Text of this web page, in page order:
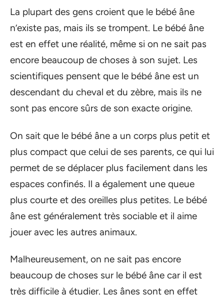
La plupart des gens croient que le bébé âne
n’existe pas, mais ils se trompent. Le bébé âne
est en effet une réalité, même si on ne sait pas
encore beaucoup de choses à son sujet. Les
scientifiques pensent que le bébé âne est un
descendant du cheval et du zèbre, mais ils ne
sont pas encore sûrs de son exacte origine.
On sait que le bébé âne a un corps plus petit et
plus compact que celui de ses parents, ce qui lui
permet de se déplacer plus facilement dans les
espaces confinés. Il a également une queue
plus courte et des oreilles plus petites. Le bébé
âne est généralement très sociable et il aime
jouer avec les autres animaux.
Malheureusement, on ne sait pas encore
beaucoup de choses sur le bébé âne car il est
très difficile à étudier. Les ânes sont en effet